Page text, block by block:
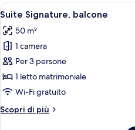
Apri
tutte
le
foto
per
Suite
Signature,
7
Suite Signature, balcone
50 m²
1 camera
Per 3 persone
1 letto matrimoniale
Wi-Fi gratuito
Scopri di più
Altri